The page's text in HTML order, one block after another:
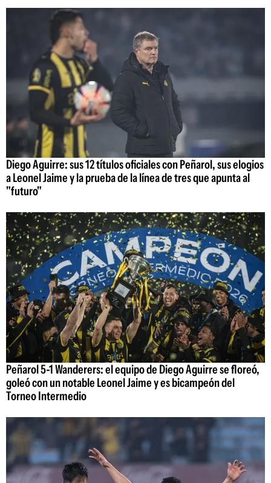
Diego Aguirre: sus 12 títulos oficiales con Peñarol, sus elogios
a Leonel Jaime y la prueba de la línea de tres que apunta al
"futuro"
Peñarol 5-1 Wanderers: el equipo de Diego Aguirre se floreó,
goleó con un notable Leonel Jaime y es bicampeón del
Torneo Intermedio